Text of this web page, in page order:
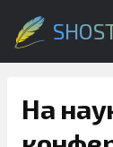
На